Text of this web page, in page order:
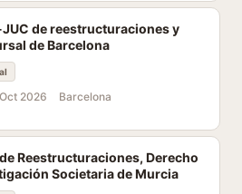
de reestructuraciones y
de Barcelona
2026 Barcelona
Reestructuraciones, Derecho
Societaria de Murcia